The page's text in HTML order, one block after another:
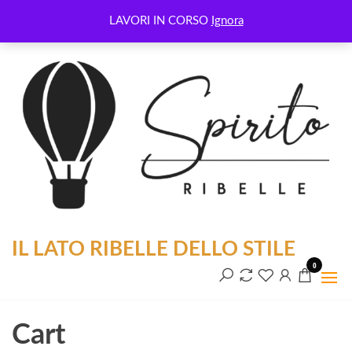
vai
contenuto
LAVORI IN CORSO Ignora
IL LATO RIBELLE DELLO STILE
0
Cart